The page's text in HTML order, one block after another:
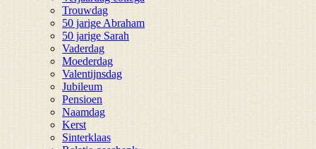
Trouwdag
50 jarige Abraham
50 jarige Sarah
Vaderdag
Moederdag
Valentijnsdag
Jubileum
Pensioen
Naamdag
Kerst
Sinterklaas